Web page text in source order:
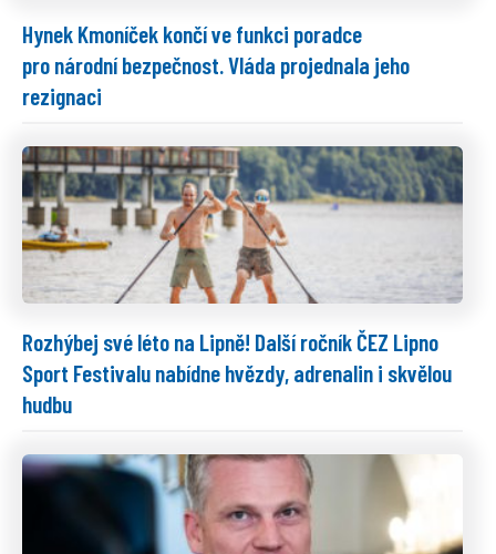
Hynek Kmoníček končí ve funkci poradce
pro národní bezpečnost. Vláda projednala jeho
rezignaci
Rozhýbej své léto na Lipně! Další ročník ČEZ Lipno
Sport Festivalu nabídne hvězdy, adrenalin i skvělou
hudbu